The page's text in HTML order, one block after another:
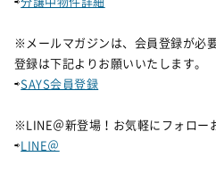
※メールマガジンは、会員登録が必要
登録は下記よりお願いいたします。
⇨SAYS会員登録
※LINE＠新登場！お気軽にフォロー
⇨LINE＠